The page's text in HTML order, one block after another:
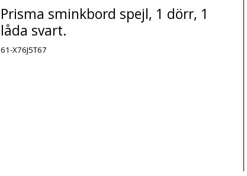
Prisma sminkbord spejl, 1 dörr, 1
låda svart.
61-X76J5T67